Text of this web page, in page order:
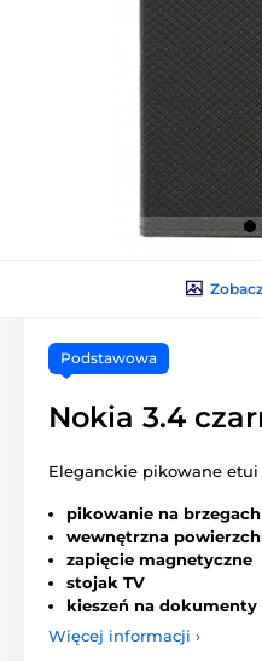
Podstawowa
Nokia 3.4
Eleganckie pikowane etui
pikowanie na brzegach
wewnętrzna
zapięcie magnetyczne
stojak TV
kieszeń na dokumenty
Więcej informacji ›